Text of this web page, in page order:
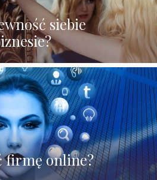
siebie
firmę online?